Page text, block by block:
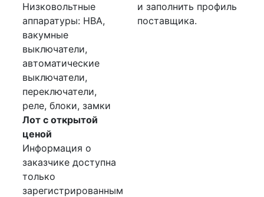
Низковольтные
аппаратуры: НВА,
вакумные
выключатели,
автоматические
выключатели,
переключатели,
реле, блоки, замки
Лот с открытой
ценой
Информация о
заказчике доступна
только
зарегистрированным
и заполнить профиль
поставщика.